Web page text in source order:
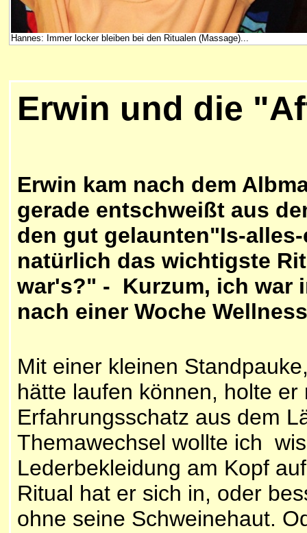
Hannes: Immer locker bleiben bei den Ritualen (Massage)...
Erwin und die
Erwin kam nach dem
gerade entschweißt aus
den gut gelaunten"Is-
natürlich das wichtigste
war's?" - Kurzum, ich war
nach einer Woche
Mit einer kleinen
hätte laufen können, holte
Erfahrungsschatz aus dem
Themawechsel wollte ich
Lederbekleidung am Kopf
Ritual hat er sich in, oder
ohne seine Schweinehaut.